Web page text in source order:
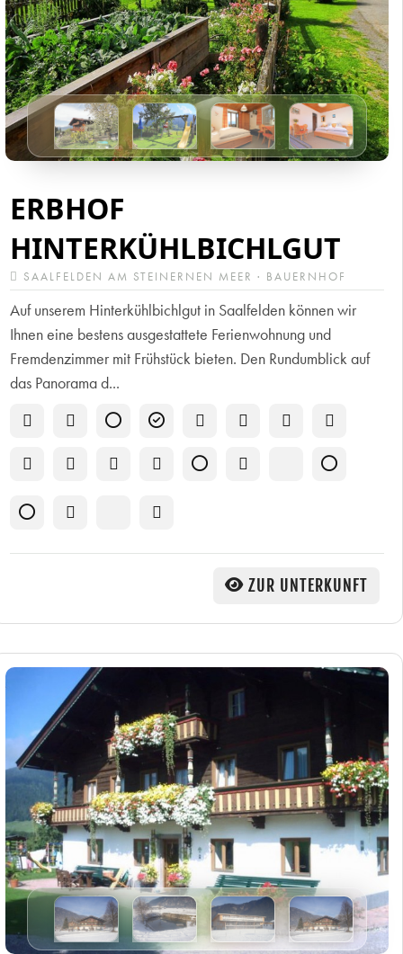
ERBHOF
HINTERKÜHLBICHLGUT
SAALFELDEN AM STEINERNEN MEER · BAUERNHOF
Auf unserem Hinterkühlbichlgut in Saalfelden können wir
Ihnen eine bestens ausgestattete Ferienwohnung und
Fremdenzimmer mit Frühstück bieten. Den Rundumblick auf
das Panorama d...
ZUR UNTERKUNFT